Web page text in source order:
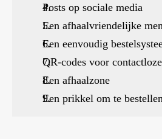
Posts op sociale media
Een afhaalvriendelijke
Een eenvoudig
QR-codes voor
Een afhaalzone
Een prikkel om te bestellen